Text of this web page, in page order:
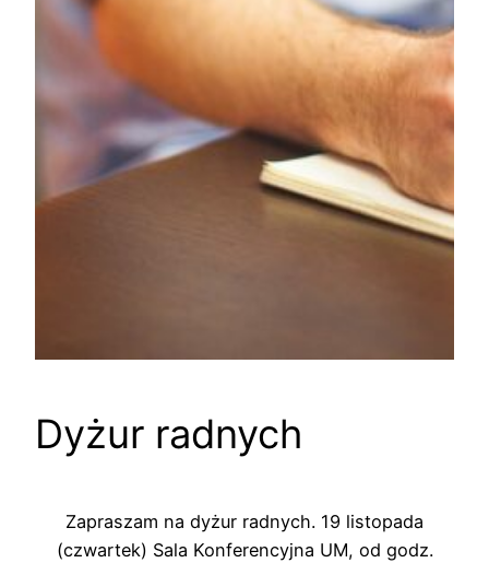
Dyżur radnych
Zapraszam na dyżur radnych. 19 listopada
(czwartek) Sala Konferencyjna UM, od godz.